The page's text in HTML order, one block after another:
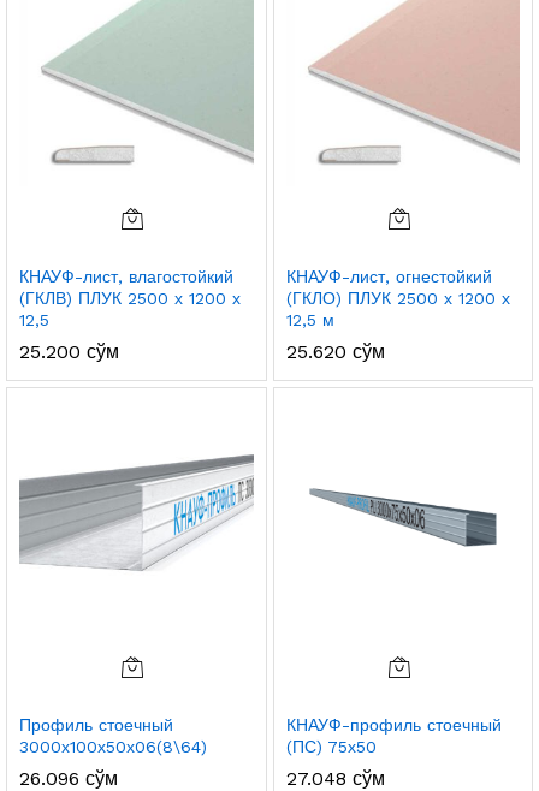
КНАУФ-лист, влагостойкий
(ГКЛВ) ПЛУК 2500 х 1200 х
12,5
25.200 сўм
КНАУФ-лист, огнестойкий
(ГКЛО) ПЛУК 2500 х 1200 х
12,5 м
25.620 сўм
Профиль стоечный
3000х100х50х06(8\64)
26.096 сўм
КНАУФ-профиль стоечный
(ПС) 75х50
27.048 сўм